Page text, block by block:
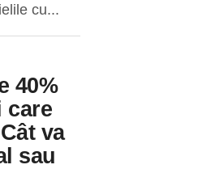
cu...
40%
care
va
sau